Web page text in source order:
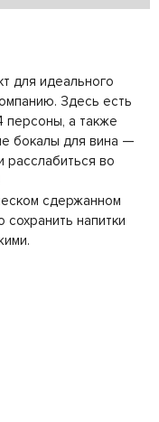
для идеального
Здесь есть
персоны, а также
бокалы для вина —
расслабиться во
сдержанном
напитки